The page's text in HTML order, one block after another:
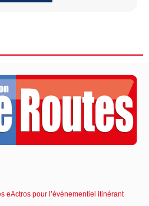
eActros pour l’événementiel itinérant